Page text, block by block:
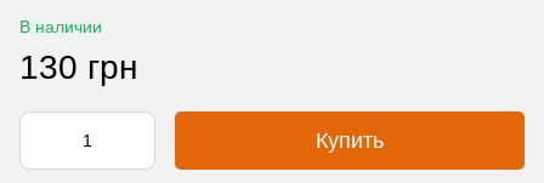
В наличии
130 грн
Купить